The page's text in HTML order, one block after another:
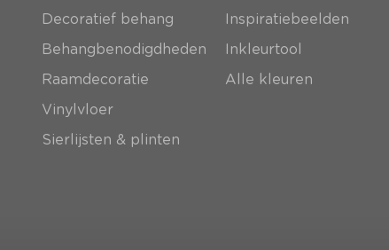
Decoratief behang
Behangbenodigdheden
Raamdecoratie
Vinylvloer
Sierlijsten & plinten
Inspiratiebeelden
Inkleurtool
Alle kleuren